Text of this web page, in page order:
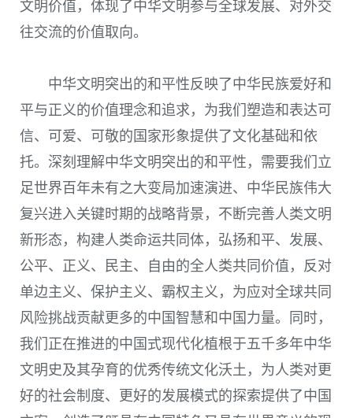
文明价值，体现了中华文明参与全球发展、对外交
往交流的价值取向。
中华文明突出的和平性反映了中华民族爱好和
平与正义的价值理念和追求，为我们塑造和表达可
信、可爱、可敬的国家形象提供了文化基础和依
托。深刻理解中华文明突出的和平性，需要我们立
足世界百年未有之大变局加速演进、中华民族伟大
复兴进入关键时期的战略背景，不断完善人类文明
新形态，构建人类命运共同体，弘扬和平、发展、
公平、正义、民主、自由的全人类共同价值，反对
单边主义、保护主义、霸权主义，为应对全球共同
风险挑战贡献更多的中国智慧和中国力量。同时，
我们正在推进的中国式现代化植根于五千多年中华
文明史及其孕育的优秀传统文化沃土，为人类对更
好的社会制度、更好的发展模式的探索提供了中国